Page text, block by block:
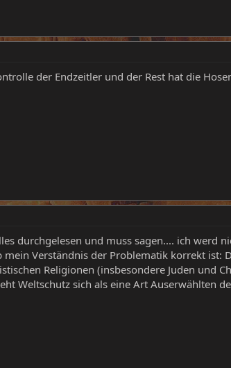
der Endzeitler und der Rest hat die
durchgelesen und muss sagen.... ich werd
Verständnis der Problematik korrekt
Religionen (insbesondere Juden und
Weltschutz sich als eine Art Auserwählten